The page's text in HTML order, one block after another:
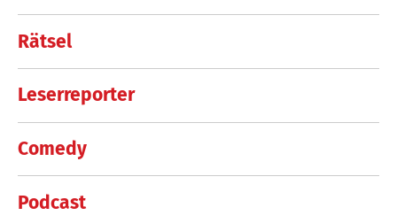
Rätsel
Leserreporter
Comedy
Podcast